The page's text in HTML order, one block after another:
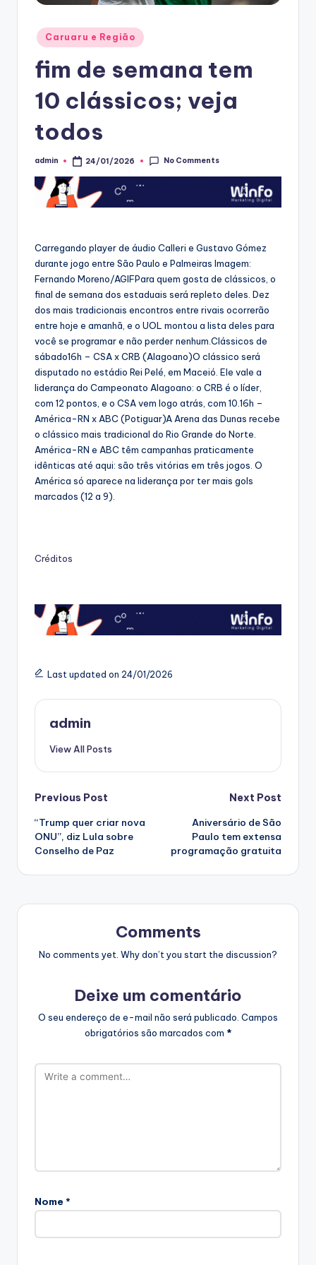
Posted
in
Caruaru e Região
fim de semana tem
10 clássicos; veja
todos
Posted
admin 24/01/2026 No Comments
Carregando player de áudio Calleri e Gustavo Gómez
durante jogo entre São Paulo e Palmeiras Imagem:
Fernando Moreno/AGIFPara quem gosta de clássicos, o
final de semana dos estaduais será repleto deles. Dez
dos mais tradicionais encontros entre rivais ocorrerão
entre hoje e amanhã, e o UOL montou a lista deles para
você se programar e não perder nenhum.Clássicos de
sábado16h – CSA x CRB (Alagoano)O clássico será
disputado no estádio Rei Pelé, em Maceió. Ele vale a
liderança do Campeonato Alagoano: o CRB é o líder,
com 12 pontos, e o CSA vem logo atrás, com 10.16h –
América-RN x ABC (Potiguar)A Arena das Dunas recebe
o clássico mais tradicional do Rio Grande do Norte.
América-RN e ABC têm campanhas praticamente
idênticas até aqui: são três vitórias em três jogos. O
América só aparece na liderança por ter mais gols
marcados (12 a 9).
Créditos
Last updated on 24/01/2026
admin
View All Posts
Post
navigation
Previous Post
“Trump quer criar nova
ONU”, diz Lula sobre
Conselho de Paz
Next Post
Aniversário de São
Paulo tem extensa
programação gratuita
Comments
No comments yet. Why don’t you start the discussion?
Deixe um comentário
O seu endereço de e-mail não será publicado. Campos
obrigatórios são marcados com *
Nome *